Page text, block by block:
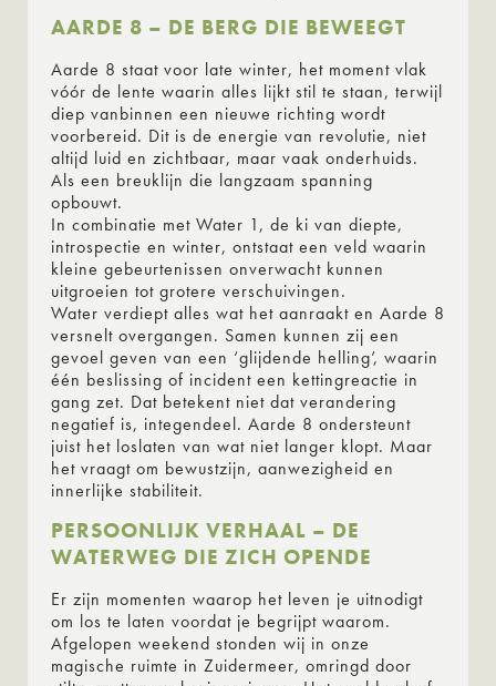
AARDE 8 – DE BERG DIE BEWEEGT
Aarde 8 staat voor late winter, het moment vlak
vóór de lente waarin alles lijkt stil te staan, terwijl
diep vanbinnen een nieuwe richting wordt
voorbereid. Dit is de energie van revolutie, niet
altijd luid en zichtbaar, maar vaak onderhuids.
Als een breuklijn die langzaam spanning
opbouwt.
In combinatie met Water 1, de ki van diepte,
introspectie en winter, ontstaat een veld waarin
kleine gebeurtenissen onverwacht kunnen
uitgroeien tot grotere verschuivingen.
Water verdiept alles wat het aanraakt en Aarde 8
versnelt overgangen. Samen kunnen zij een
gevoel geven van een ‘glijdende helling’, waarin
één beslissing of incident een kettingreactie in
gang zet. Dat betekent niet dat verandering
negatief is, integendeel. Aarde 8 ondersteunt
juist het loslaten van wat niet langer klopt. Maar
het vraagt om bewustzijn, aanwezigheid en
innerlijke stabiliteit.
PERSOONLIJK VERHAAL – DE
WATERWEG DIE ZICH OPENDE
Er zijn momenten waarop het leven je uitnodigt
om los te laten voordat je begrijpt waarom.
Afgelopen weekend stonden wij in onze
magische ruimte in Zuidermeer, omringd door